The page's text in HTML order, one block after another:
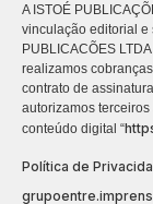
A ISTOÉ
vinculação editorial e
PUBLICACÕES
realizamos
contrato de
autorizamos
conteúdo digital “
Política de